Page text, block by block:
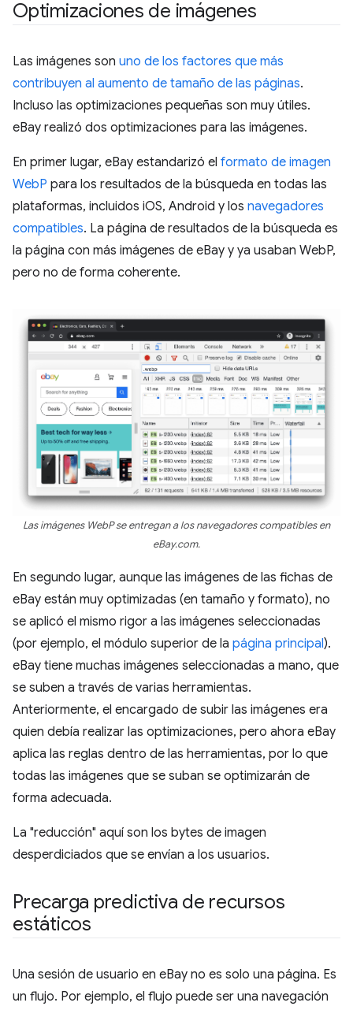
Optimizaciones de imágenes
Las imágenes son uno de los factores que más
contribuyen al aumento de tamaño de las páginas.
Incluso las optimizaciones pequeñas son muy útiles.
eBay realizó dos optimizaciones para las imágenes.
En primer lugar, eBay estandarizó el formato de imagen
WebP para los resultados de la búsqueda en todas las
plataformas, incluidos iOS, Android y los navegadores
compatibles. La página de resultados de la búsqueda es
la página con más imágenes de eBay y ya usaban WebP,
pero no de forma coherente.
Las imágenes WebP se entregan a los navegadores compatibles en
eBay.com.
En segundo lugar, aunque las imágenes de las fichas de
eBay están muy optimizadas (en tamaño y formato), no
se aplicó el mismo rigor a las imágenes seleccionadas
(por ejemplo, el módulo superior de la página principal).
eBay tiene muchas imágenes seleccionadas a mano, que
se suben a través de varias herramientas.
Anteriormente, el encargado de subir las imágenes era
quien debía realizar las optimizaciones, pero ahora eBay
aplica las reglas dentro de las herramientas, por lo que
todas las imágenes que se suban se optimizarán de
forma adecuada.
La "reducción" aquí son los bytes de imagen
desperdiciados que se envían a los usuarios.
Precarga predictiva de recursos
estáticos
Una sesión de usuario en eBay no es solo una página. Es
un flujo. Por ejemplo, el flujo puede ser una navegación